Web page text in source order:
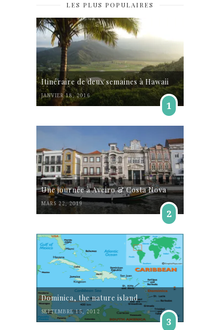
LES PLUS POPULAIRES
Itinéraire de deux semaines à Hawaii
JANVIER 18, 2016
1
Une journée à Aveiro & Costa Nova
MARS 22, 2019
2
Dominica, the nature island
SEPTEMBRE 15, 2012
3